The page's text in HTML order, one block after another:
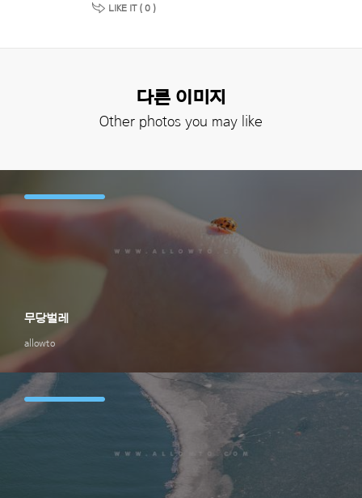
LIKE IT ( 0 )
다른 이미지
Other photos you may like
allowto
무당벌레